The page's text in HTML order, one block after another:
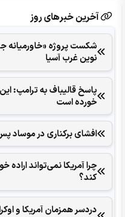
آخرین خبرهای روز
شکست پروژه «خاورمیانه
نوین غرب آسیا
پاسخ قالیباف به ترامپ:
خورده است
افشای برکناری در موساد
چرا آمریکا نمی‌تواند اراده
کند؟
دردسر همزمان آمریکا و